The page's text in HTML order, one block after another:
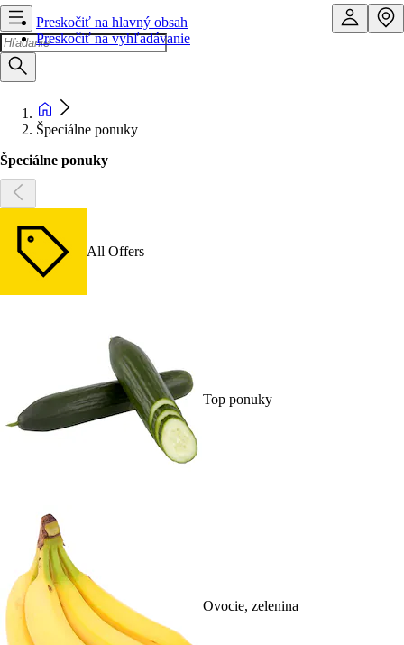
Preskočiť na hlavný obsah
Preskočiť na vyhľadávanie
Špeciálne ponuky
Špeciálne ponuky
All Offers
Top ponuky
Ovocie, zelenina